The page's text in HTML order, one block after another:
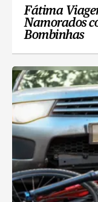
Fátima
Namorados
Bombinhas